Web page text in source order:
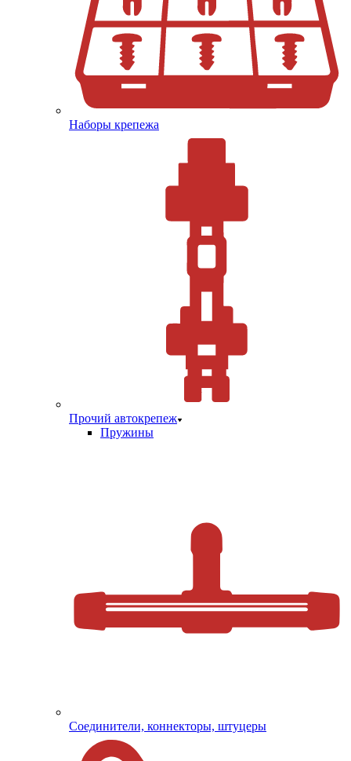
Наборы крепежа
Прочий автокрепеж
Пружины
Соединители, коннекторы, штуцеры